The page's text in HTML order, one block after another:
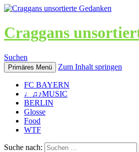
Craggans
Suchen
Primäres Menü Zum Inhalt springen
FC BAYERN
♩♫♪MUSIC
BERLIN
Glosse
Food
WTF
Suche nach: